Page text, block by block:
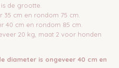
de grootte.
35 cm en rondom 75 cm.
40 cm en rondom 85 cm.
20 kg, maat 2 voor honden
diameter is ongeveer 40 cm en